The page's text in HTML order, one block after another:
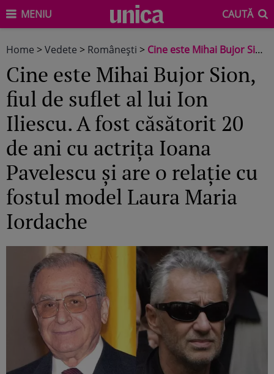
MENIU CAUTĂ
Home >Vedete > Româneşti > Cine este Mihai Bujor Sion, fiul de suflet al lui Ion Iliescu. A fost căsătorit 20 de ani cu actrița Ioana Pavelescu și are o relație cu fostul model Laura Maria Iordache
Cine este Mihai Bujor Sion,
fiul de suflet al lui Ion
Iliescu. A fost căsătorit 20
de ani cu actrița Ioana
Pavelescu și are o relație cu
fostul model Laura Maria
Iordache